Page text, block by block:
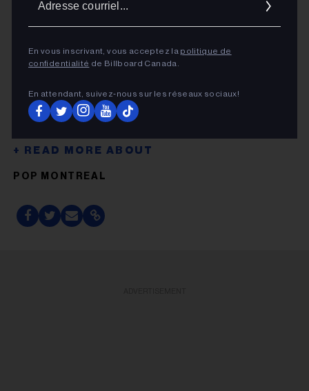
POP MONTREAL
En vous inscrivant, vous acceptez la politique de
confidentialité de Billboard Canada.
En attendant, suivez‑nous sur les réseaux sociaux!